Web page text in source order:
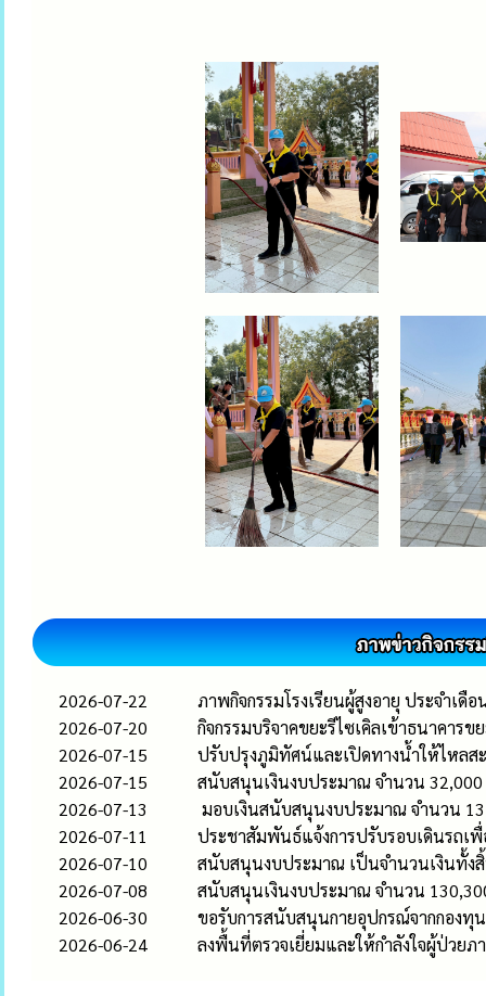
2026-07-22
ภาพกิจกรรมโรงเรียนผู้สูงอายุ ประจำเดื
2026-07-20
กิจกรรมบริจาคขยะรีไซเคิลเข้าธนาคาร
2026-07-15
ปรับปรุงภูมิทัศน์และเปิดทางน้ำให้ไหลส
2026-07-15
สนับสนุนเงินงบประมาณ จำนวน
2026-07-13
มอบเงินสนับสนุนงบประมาณ จำนวน
2026-07-11
ประชาสัมพันธ์แจ้งการปรับรอบเดินรถเ
2026-07-10
สนับสนุนงบประมาณ เป็นจำนวนเงินทั้ง
2026-07-08
สนับสนุนเงินงบประมาณ จำนวน
2026-06-30
ขอรับการสนับสนุนกายอุปกรณ์จากกอง
2026-06-24
ลงพื้นที่ตรวจเยี่ยมและให้กำลังใจผู้ป่วย